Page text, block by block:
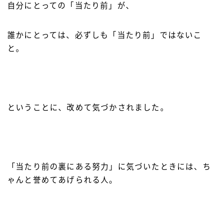
自分にとっての「当たり前」が、
誰かにとっては、必ずしも「当たり前」ではないこ
と。
ということに、改めて気づかされました。
「当たり前の裏にある努力」に気づいたときには、ち
ゃんと誉めてあげられる人。